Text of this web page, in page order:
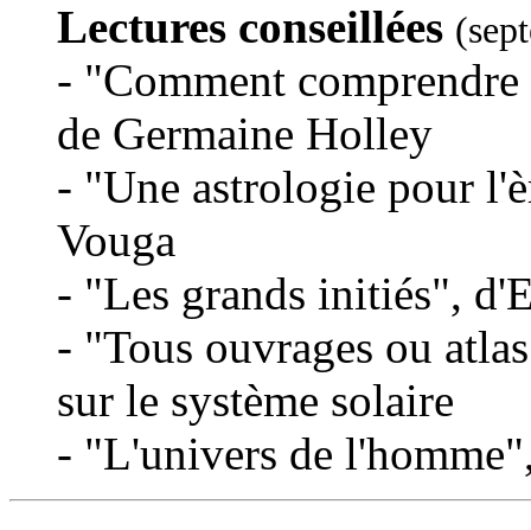
Lectures conseillées
- "Comment
de Germaine Holley
- "Une astrologie pour
Vouga
- "Les grands initiés",
- "Tous ouvrages ou
sur le système solaire
- "L'univers de